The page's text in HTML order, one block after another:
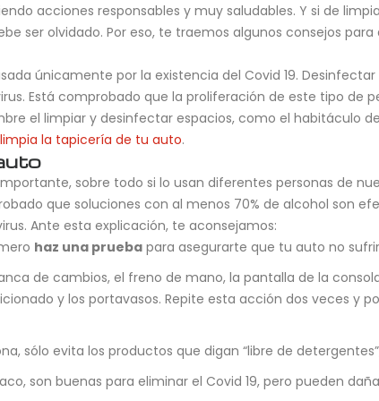
acciones responsables y muy saludables. Y si de
ser olvidado. Por eso, te traemos algunos consejos
únicamente por la existencia del Covid 19.
Está comprobado que la proliferación de este tipo de
el limpiar y desinfectar espacios, como el habitáculo
la tapicería de tu auto.
sobre todo si lo usan diferentes personas de
que soluciones con al menos 70% de alcohol son
Ante esta explicación, te aconsejamos:
haz una prueba para asegurarte que tu auto no
de cambios, el freno de mano, la pantalla de la
y los portavasos. Repite esta acción dos veces y
sólo evita los productos que digan “libre de
son buenas para eliminar el Covid 19, pero pueden